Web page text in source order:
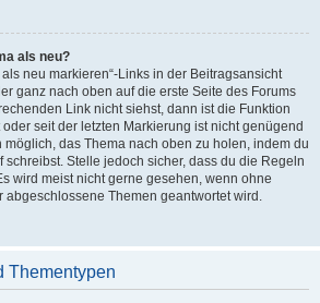
als neu?
neu markieren“-Links in der Beitragsansicht
ganz nach oben auf die erste Seite des Forums
Link nicht siehst, dann ist die Funktion
seit der letzten Markierung ist nicht genügend
möglich, das Thema nach oben zu holen, indem du
schreibst. Stelle jedoch sicher, dass du die Regeln
wird meist nicht gerne gesehen, wenn ohne
abgeschlossene Themen geantwortet wird.
Thementypen